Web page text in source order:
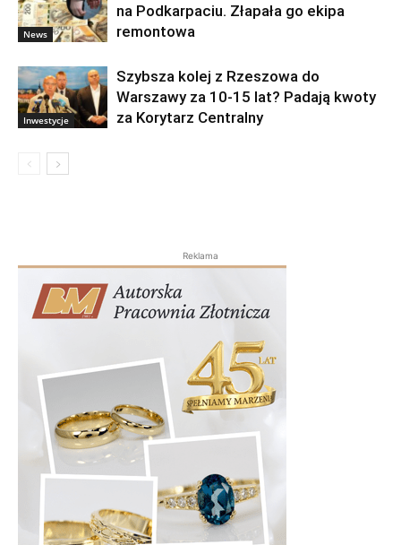
News
na Podkarpaciu. Złapała go ekipa
remontowa
Inwestycje
Szybsza kolej z Rzeszowa do
Warszawy za 10-15 lat? Padają kwoty
za Korytarz Centralny
Reklama